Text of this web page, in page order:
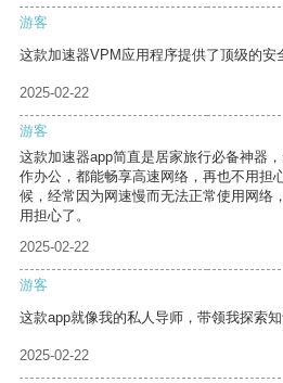
游客
这款加速器VPM应用程序提供了顶级的安
2025-02-22
游客
这款加速器app简直是居家旅行必备神器
作办公，都能畅享高速网络，再也不用担
候，经常因为网速慢而无法正常使用网络
用担心了。
2025-02-22
游客
这款app就像我的私人导师，带领我探索知
2025-02-22